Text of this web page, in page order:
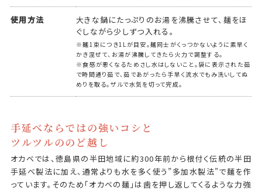
使用方法
大きな鍋にたっぷりのお湯を沸騰させて、麺をほ
ぐしながら少しずつ入れる。
※麺1束につき1Lが目安。麺同士がくっつかないように素早く
かき混ぜて、お湯が沸騰してきたら火力で調整する。
※食感が悪くなるためさし水はしないこと。袋に表示された茹
で時間通り茹で、茹であがったら手早く流水でもみ洗いしてぬ
めりを取る。ザルで水気を切って完成。
手延べならではの強いコシと
ツルツルののど越し
オカベでは、徳島県の半田地域に約300年前から根付く伝統の半田
手延べ製法に加え、通常よりも水を多く使う”多加水製法”で麺を作
っています。そのため「オカベの麺」は歯を押し返してくるような力強